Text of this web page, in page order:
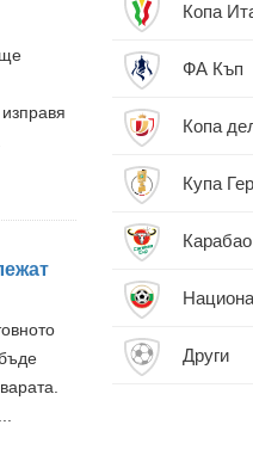
Копа
ФА Къп
Копа
Купа
Други